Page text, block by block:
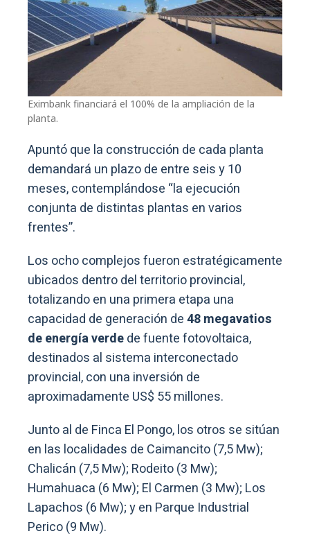
Eximbank financiará el 100% de la ampliación de la
planta.
Apuntó que la construcción de cada planta
demandará un plazo de entre seis y 10
meses, contemplándose “la ejecución
conjunta de distintas plantas en varios
frentes”.
Los ocho complejos fueron estratégicamente
ubicados dentro del territorio provincial,
totalizando en una primera etapa una
capacidad de generación de48 megavatios
de energía verdede fuente fotovoltaica,
destinados al sistema interconectado
provincial, con una inversión de
aproximadamente US$ 55 millones.
Junto al de Finca El Pongo, los otros se sitúan
en las localidades de Caimancito (7,5 Mw);
Chalicán (7,5 Mw); Rodeito (3 Mw);
Humahuaca (6 Mw); El Carmen (3 Mw); Los
Lapachos (6 Mw); y en Parque Industrial
Perico (9 Mw).